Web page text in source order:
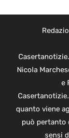
Nicola
e
quanto viene
può pertanto
sensi